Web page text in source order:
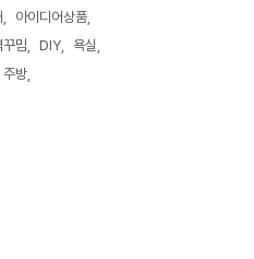
아이디어상품
꾸밈 DIY
욕실
주방